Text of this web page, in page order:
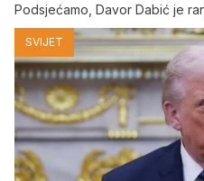
Podsjećamo, Davor Dabić je
SVIJET